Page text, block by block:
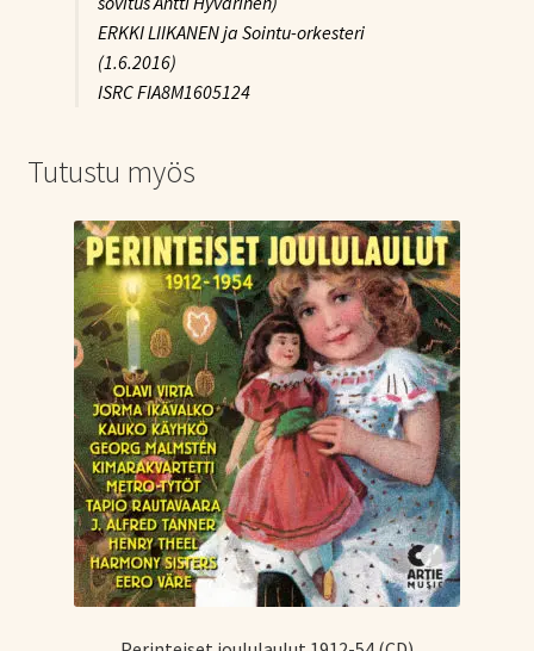
ERKKI LIIKANEN ja Sointu-orkesteri
(1.6.2016)
ISRC FIA8M1605124
Tutustu myös